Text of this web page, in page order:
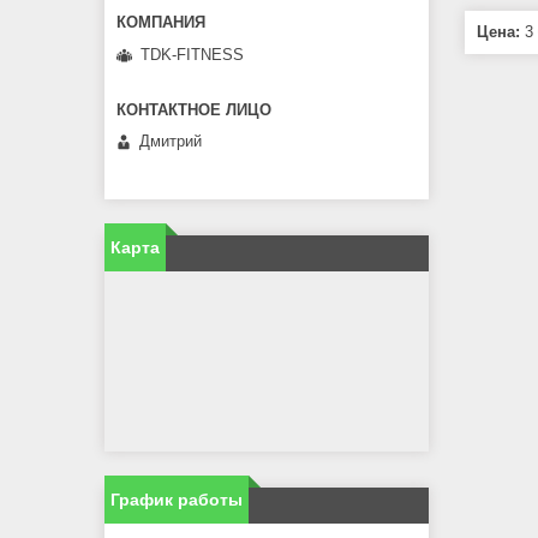
Цена: 3
TDK-FITNESS
Дмитрий
Карта
График работы